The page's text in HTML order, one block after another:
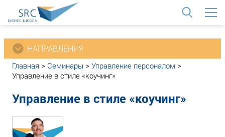
НАПРАВЛЕНИЯ
Главная > Семинары > Управление персоналом >
Управление в стиле «коучинг»
Управление в стиле «коучинг»